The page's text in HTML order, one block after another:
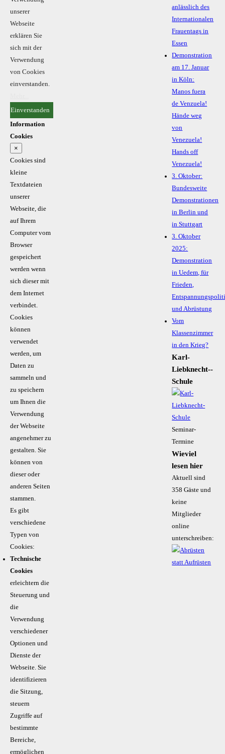
unserer
Webseite
erklären Sie
sich mit der
Verwendung
von Cookies
einverstanden.
Einverstanden
Information
Cookies
×
Cookies sind
kleine
Textdateien
unserer
Webseite, die
auf Ihrem
Computer vom
Browser
gespeichert
werden wenn
sich dieser mit
dem Internet
verbindet.
Cookies
können
verwendet
werden, um
Daten zu
sammeln und
zu speichern
um Ihnen die
Verwendung
der Webseite
angenehmer zu
gestalten. Sie
können von
dieser oder
anderen Seiten
stammen.
Es gibt
verschiedene
Typen von
Cookies:
Technische
Cookies
erleichtern die
Steuerung und
die
Verwendung
verschiedener
Optionen und
Dienste der
Webseite. Sie
identifizieren
die Sitzung,
steuern
Zugriffe auf
bestimmte
Bereiche,
ermöglichen
anlässlich des
Internationalen
Frauentags in
Essen
Demonstration
am 17. Januar
in Köln:
Manos fuera
de Venzuela!
Hände weg
von
Venezuela!
Hands off
Venezuela!
3. Oktober:
Bundesweite
Demonstrationen
in Berlin und
in Stuttgart
3. Oktober
2025:
Demonstration
in Uedem, für
Frieden,
und Abrüstung
Vom
Klassenzimmer
in den Krieg?
Karl-
Liebknecht-­
Schule
Seminar-
Termine
Wieviel
lesen hier
Aktuell sind
358 Gäste und
keine
Mitglieder
online
unterschreiben: